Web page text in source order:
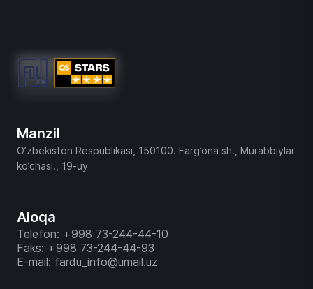
Manzil
O’zbekiston Respublikasi, 150100. Farg’ona sh., Murabbiylar
ko’chasi., 19-uy
Aloqa
Telefon: +998 73-244-44-10
Faks: +998 73-244-44-93
E-mail: fardu_info@umail.uz